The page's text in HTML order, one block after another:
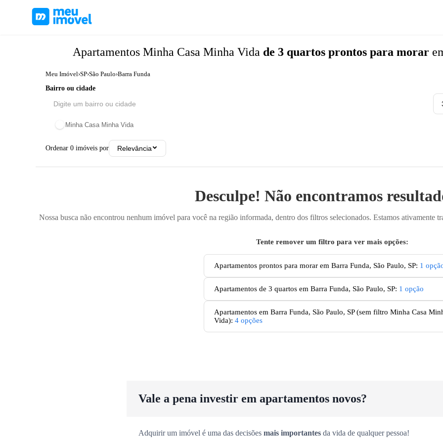
Apartamentos Minha Casa Minha Vida de 3 quartos prontos para morar
Meu Imóvel›SP›São Paulo›Barra Funda
Bairro ou cidade
Minha Casa Minha Vida
Ordenar 0 imóveis por Relevância
Desculpe! Não encontramos
Nossa busca não encontrou nenhum imóvel para você na região informada, dentro dos filtros selecionados. Estamos ativamente
Tente remover um filtro para ver mais opções:
Apartamentos prontos para morar em Barra Funda, São Paulo, SP: 1
Apartamentos de 3 quartos em Barra Funda, São Paulo, SP: 1 opção
Apartamentos em Barra Funda, São Paulo, SP(sem filtro Minha Casa
Vida): 4 opções
Vale a pena investir em apartamentos novos?
Adquirir um imóvel é uma das decisões mais importantes da vida de qualquer pessoa!